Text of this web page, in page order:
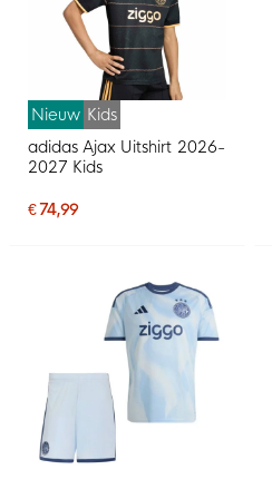
Nieuw Kids
adidas Ajax Uitshirt 2026-
2027 Kids
€ 74,99